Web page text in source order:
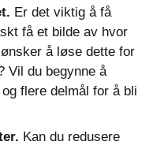
Er det viktig å få
få et bilde av hvor
å løse dette for
Vil du begynne å
flere delmål for å bli
Kan du redusere